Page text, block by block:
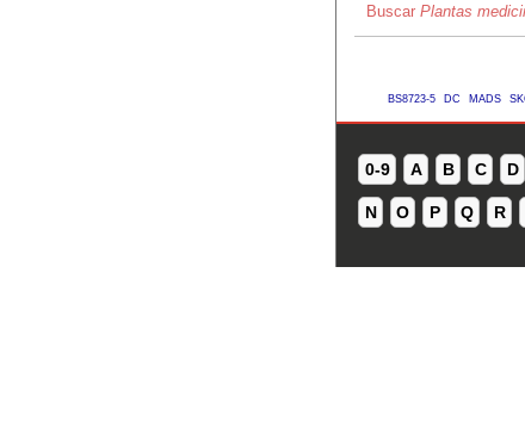
Buscar Plantas
BS8723-5 DC MADS
0-9 A B C D
N O P Q R